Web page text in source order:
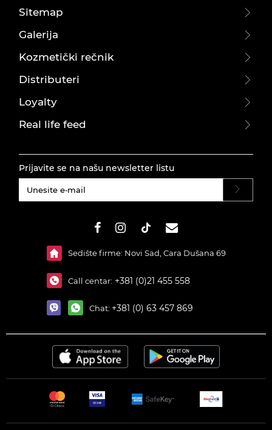
Sitemap
Galerija
Kozmetički rečnik
Distributeri
Loyalty
Real life feed
Prijavite se na našu newsletter listu
Sedište firme: Novi Sad, Cara Dušana 69
Call centar: +381 (0)21 455 558
Chat: +381 (0) 63 457 869